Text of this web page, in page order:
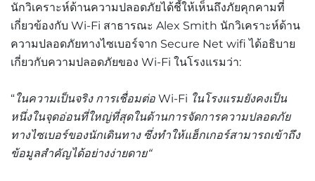
นักวิเคราะห์ด้านความปลอดภัยได้ชี้ให้เห็นถึงภัยคุกคามที่
เกี่ยวข้องกับ Wi-Fi สาธารณะ Alex Smith นักวิเคราะห์ด้าน
ความปลอดภัยทางไซเบอร์จาก Secure Net wifiได้อธิบาย
เกี่ยวกับความปลอดภัยของ Wi-Fi ในโรงแรมว่า:
“ในความเป็นจริง การเชื่อมต่อ Wi-Fi ในโรงแรมยังคงเป็น
หนึ่งในจุดอ่อนที่ใหญ่ที่สุดในด้านการจัดการความปลอดภัย
ทางไซเบอร์ของนักเดินทาง ซึ่งทำให้แฮ็กเกอร์สามารถเข้าถึง
ข้อมูลสำคัญได้อย่างง่ายดาย“